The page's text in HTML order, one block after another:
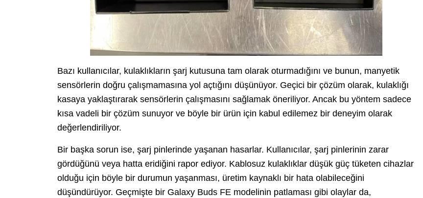
Bazı kullanıcılar, kulaklıkların şarj kutusuna tam olarak oturmadığını ve bunun, manyetik
sensörlerin doğru çalışmamasına yol açtığını düşünüyor. Geçici bir çözüm olarak, kulaklığı
kasaya yaklaştırarak sensörlerin çalışmasını sağlamak öneriliyor. Ancak bu yöntem sadece
kısa vadeli bir çözüm sunuyor ve böyle bir ürün için kabul edilemez bir deneyim olarak
değerlendiriliyor.
Bir başka sorun ise, şarj pinlerinde yaşanan hasarlar. Kullanıcılar, şarj pinlerinin zarar
gördüğünü veya hatta eridiğini rapor ediyor. Kablosuz kulaklıklar düşük güç tüketen cihazlar
olduğu için böyle bir durumun yaşanması, üretim kaynaklı bir hata olabileceğini
düşündürüyor. Geçmişte bir Galaxy Buds FE modelinin patlaması gibi olaylar da,